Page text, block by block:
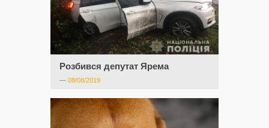
Розбився депутат Ярема
— 08/08/2019